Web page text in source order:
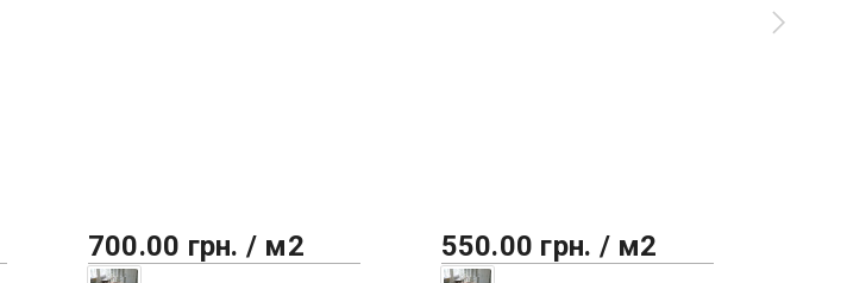
700.00 грн. / м2 550.00 грн. / м2